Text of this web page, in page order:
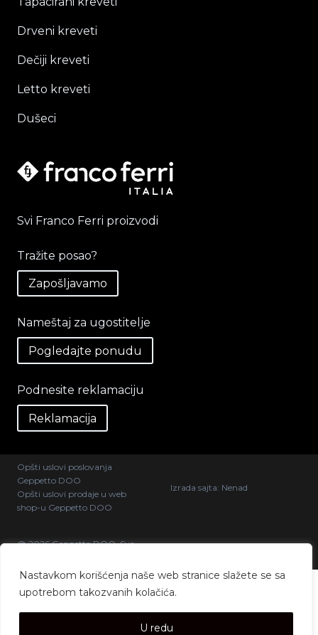
Nastavkom korišćenja naše web stranice slažete se sa
upotrebom takozvanih kolačića.
U redu
Drveni kreveti
Dečiji kreveti
Letto kreveti
Dušeci
Svi Franco Ferri proizvodi
Tražite posao?
Zapošljavamo
Nameštaj za ugostitelje
Pogledajte ponudu
Podnesite reklamaciju
Reklamacija
Opšti uslovi poslovanja
Geppetto DOO
Opšti uslovi prodaje u web
shop-u Geppetto DOO
Izrada sajta: Nenad
@ 2026 Geppetto DOO. Sva